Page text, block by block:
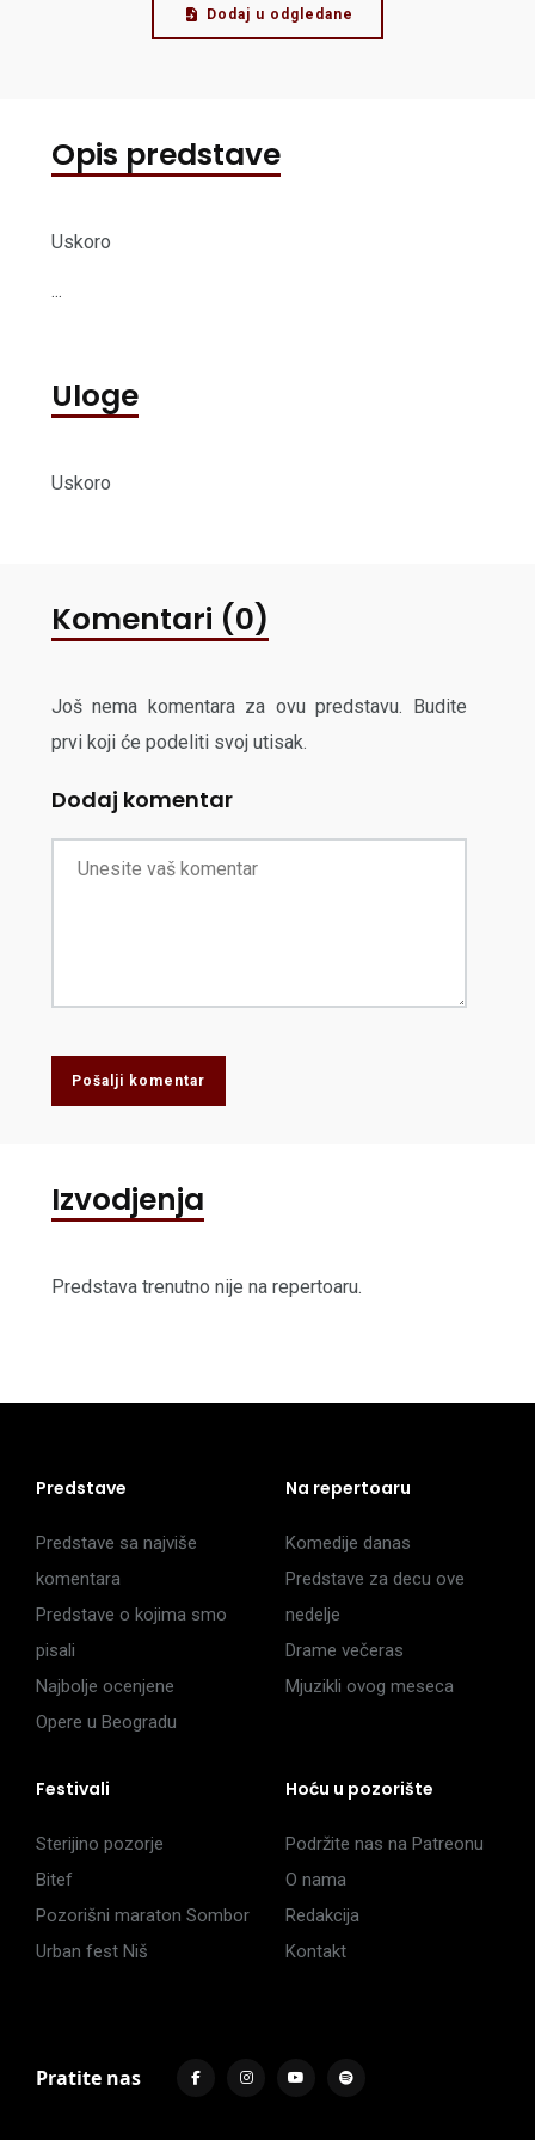
Dodaj u odgledane
Opis predstave
Uskoro
...
Uloge
Uskoro
Komentari (0)
Još nema komentara za ovu predstavu. Budite
prvi koji će podeliti svoj utisak.
Dodaj komentar
Pošalji komentar
Izvodjenja
Predstava trenutno nije na repertoaru.
Predstave
Predstave sa najviše
komentara
Predstave o kojima smo
pisali
Najbolje ocenjene
Opere u Beogradu
Na repertoaru
Komedije danas
Predstave za decu ove
nedelje
Drame večeras
Mjuzikli ovog meseca
Festivali
Sterijino pozorje
Bitef
Pozorišni maraton Sombor
Urban fest Niš
Hoću u pozorište
Podržite nas na Patreonu
O nama
Redakcija
Kontakt
Pratite nas